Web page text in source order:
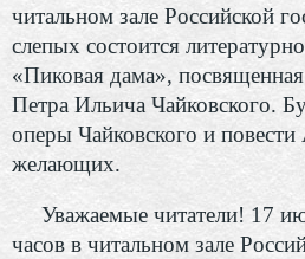
читальном зале Российской
слепых состоится
«Пиковая дама»,
Петра Ильича Чайковского.
оперы Чайковского и
желающих.
Уважаемые читатели! 17
часов в читальном зале